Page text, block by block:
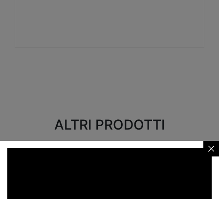
ALTRI PRODOTTI